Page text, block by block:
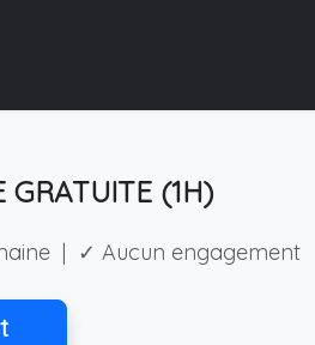
GRATUITE (1H)
| ✓ Aucun engagement